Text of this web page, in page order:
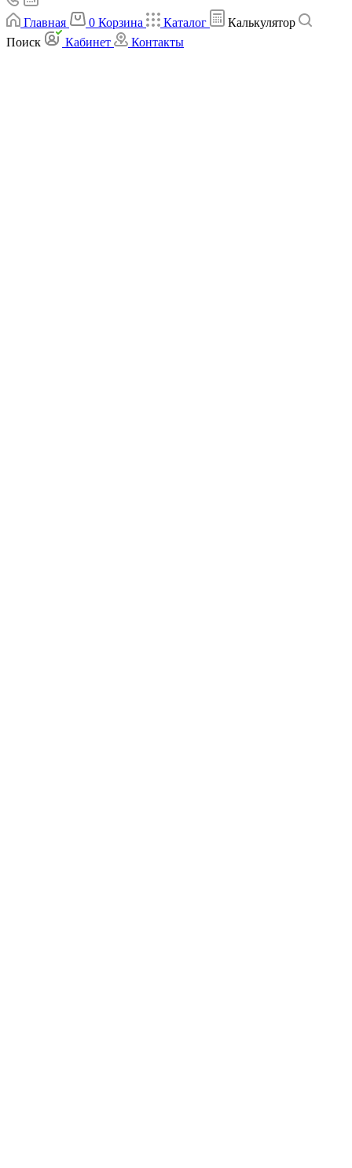
Главная 0 Корзина Каталог
Калькулятор
Поиск
Кабинет Контакты